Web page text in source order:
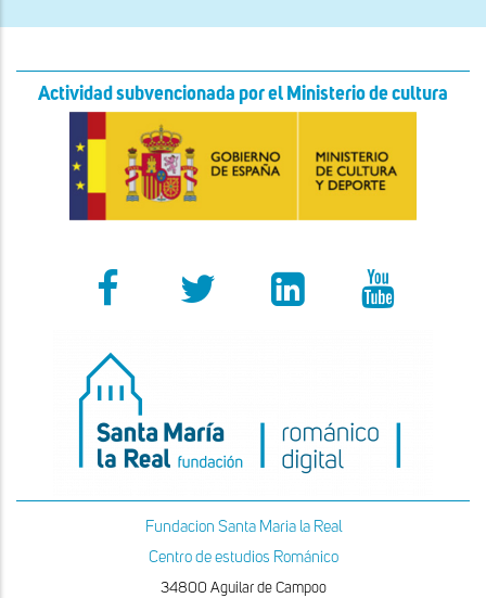
Actividad subvencionada por el Ministerio de cultura
Fundacion Santa Maria la Real
Centro de estudios Románico
34800 Aguilar de Campoo